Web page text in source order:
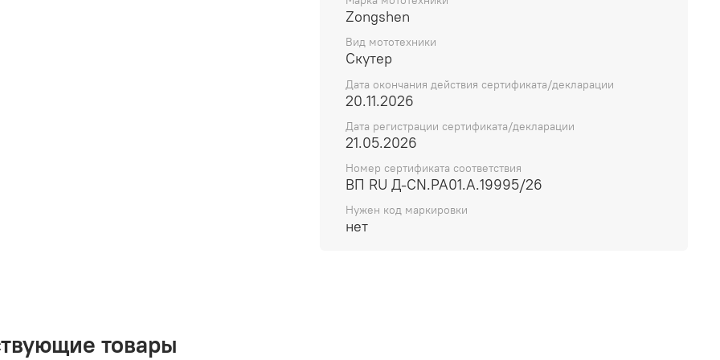
Zongshen
Вид мототехники
Скутер
Дата окончания действия сертификата/декларации
20.11.2026
Дата регистрации сертификата/декларации
21.05.2026
Номер сертификата соответствия
ВП RU Д-CN.РА01.А.19995/26
Нужен код маркировки
нет
товары